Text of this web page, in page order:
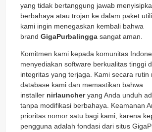
yang tidak bertanggung jawab
berbahaya atau trojan ke dalam paket
kami ingin menegaskan kembali bahwa
brand GigaPurbalingga sangat aman.
Komitmen kami kepada komunitas
menyediakan software berkualitas tinggi
integritas yang terjaga. Kami secara rutin
database kami dan memastikan bahwa
installer nirlauncheryang Anda unduh
tanpa modifikasi berbahaya. Keamanan
prioritas nomor satu bagi kami, karena
pengguna adalah fondasi dari situs